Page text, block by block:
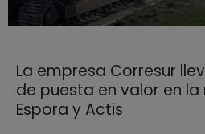
La empresa Corresur
de puesta en valor en
Espora y Actis